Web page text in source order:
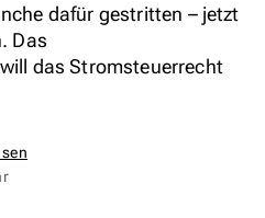
dafür gestritten – jetzt
Das
das Stromsteuerrecht